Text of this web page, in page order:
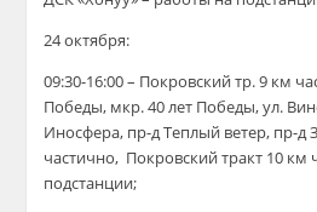
24 октября:
09:30-16:00 – Покровский тр. 9 км
Победы, мкр. 40 лет Победы, ул.
Иносфера, пр-д Теплый ветер, пр-д
частично, Покровский тракт 10 км
подстанции;